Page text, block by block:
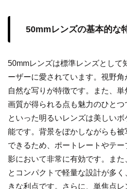
50mmレンズの基本的な
50mmレンズは標準レンズとして
ーザーに愛されています。視野角
自然な写りが特徴です。また、
画質が得られる点も魅力のひと
といった明るいレンズは美しい
能です。背景をぼかしながらも
できるため、ポートレートやテ
影において非常に有効です。ま
とコンパクトで軽量な設計が多
きな利点です。さらに、単焦点